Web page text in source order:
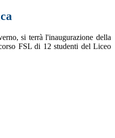
si terrà l'inaugurazione della
FSL di 12 studenti del Liceo